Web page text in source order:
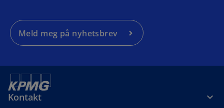
Meld meg på nyhetsbrev
Kontakt